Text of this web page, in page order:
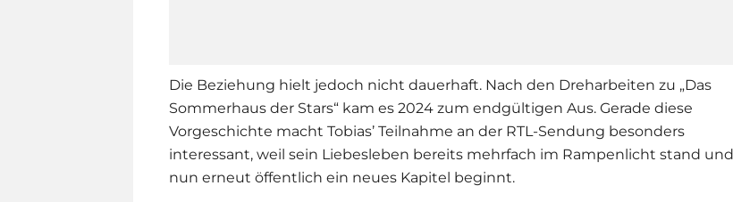
Die Beziehung hielt jedoch nicht dauerhaft. Nach den Dreharbeiten zu „Das
Sommerhaus der Stars“ kam es 2024 zum endgültigen Aus. Gerade diese
Vorgeschichte macht Tobias’ Teilnahme an der RTL-Sendung besonders
interessant, weil sein Liebesleben bereits mehrfach im Rampenlicht stand und
nun erneut öffentlich ein neues Kapitel beginnt.